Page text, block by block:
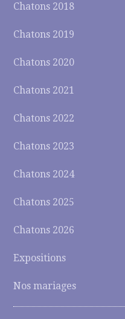
Chatons 2018
Chatons 2019
Chatons 2020
Chatons 2021
Chatons 2022
Chatons 2023
Chatons 2024
Chatons 2025
Chatons 2026
Expositions
Nos mariages